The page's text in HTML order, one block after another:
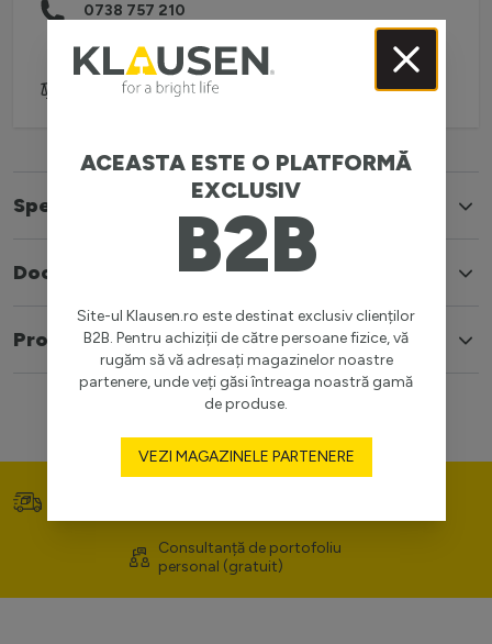
0738 757 210
Adaugă pentru comparare
Specificatii
Documente
Produse similare
ACEASTA ESTE O PLATFORMĂ
EXCLUSIV
B2B
Site-ul Klausen.ro este destinat exclusiv clienților
B2B. Pentru achiziții de către persoane fizice, vă
rugăm să vă adresați magazinelor noastre
partenere, unde veți găsi întreaga noastră gamă
de produse.
VEZI MAGAZINELE PARTENERE
Consultanță de portofoliu
personal (gratuit)